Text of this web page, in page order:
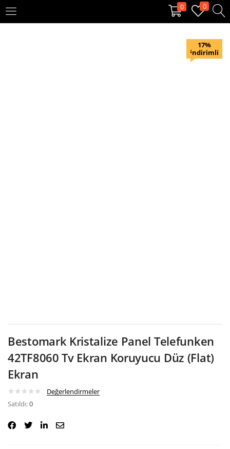
0 0
KAYIT OL
17%
indirimli
Bestomark Kristalize Panel Telefunken
42TF8060 Tv Ekran Koruyucu Düz (Flat)
Ekran
Değerlendirmeler
Satıldı:0